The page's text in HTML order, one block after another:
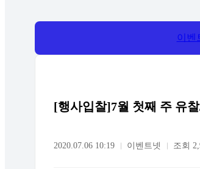
이벤
[행사입찰]7월 첫째 주 유
2020.07.06 10:19 이벤트넷 조회